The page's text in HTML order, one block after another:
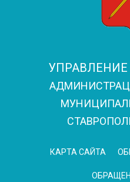
КАРТА САЙТА